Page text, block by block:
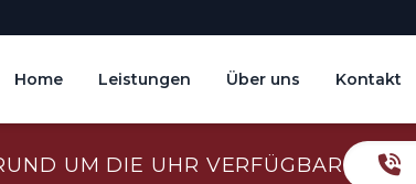
Home Leistungen Über uns Kontakt
UM DIE UHR VERFÜGBAR